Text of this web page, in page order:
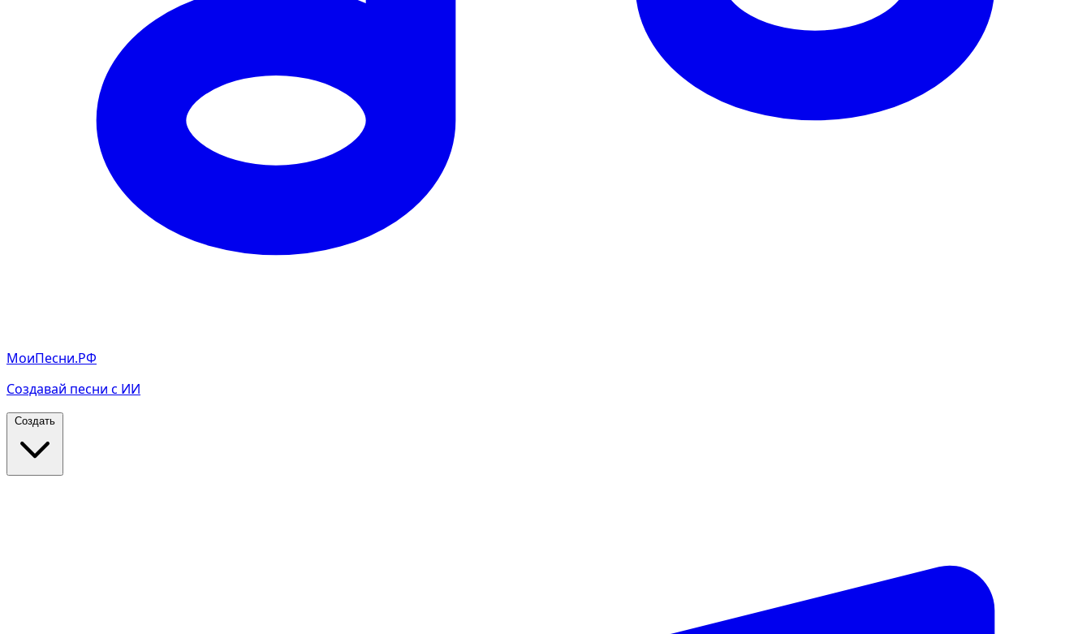
МоиПесни.РФ
Создавай песни с ИИ
Создать